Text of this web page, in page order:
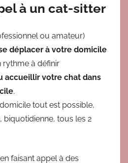
à un cat-sitter
ou amateur)
déplacer à votre domicile
rythme à définir
accueillir votre chat dans
.
tout est possible,
biquotidienne, tous les 2
faisant appel à des